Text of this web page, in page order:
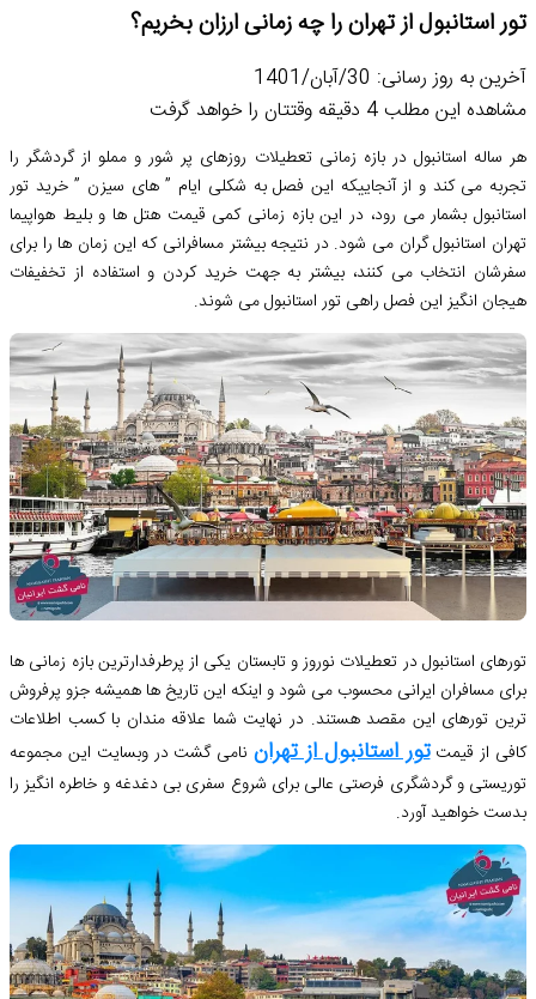
تور استانبول از تهران را چه زمانی ارزان بخریم؟
آخرین به روز رسانی: 30/آبان/1401
مشاهده این مطلب 4 دقیقه وقتتان را خواهد گرفت
هر ساله استانبول در بازه زمانی تعطیلات روزهای پر شور و مملو از گردشگر را
تجربه می کند و از آنجاییکه این فصل به شکلی ایام ” های سیزن ” خرید تور
استانبول بشمار می رود، در این بازه زمانی کمی قیمت هتل ها و بلیط هواپیما
تهران استانبول گران می شود. در نتیجه بیشتر مسافرانی که این زمان ها را برای
سفرشان انتخاب می کنند، بیشتر به جهت خرید کردن و استفاده از تخفیفات
هیجان انگیز این فصل راهی تور استانبول می شوند.
تورهای استانبول در تعطیلات نوروز و تابستان یکی از پرطرفدارترین بازه زمانی ها
برای مسافران ایرانی محسوب می شود و اینکه این تاریخ ها همیشه جزو پرفروش
ترین تورهای این مقصد هستند. در نهایت شما علاقه مندان با کسب اطلاعات
کافی از قیمتتور استانبول از تهران نامی گشت در وبسایت این مجموعه
توریستی و گردشگری فرصتی عالی برای شروع سفری بی دغدغه و خاطره انگیز را
بدست خواهید آورد.